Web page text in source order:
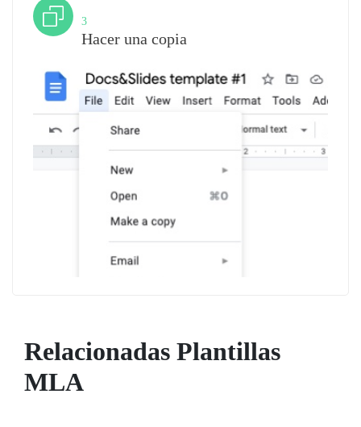
3
Hacer una copia
Relacionadas Plantillas
MLA